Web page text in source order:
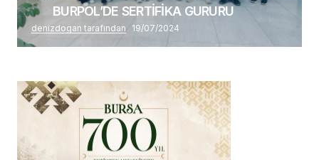
BURPOL’DE SERTİFİKA GURURU
denizdogan tarafından 19/07/2024